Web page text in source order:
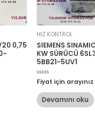
0,75
HIZ KONTROL
SIEMENS
KW SÜRÜCÜ
5BB21-5UV1
5
üzerinden
oy
aldı
Fiyat için arayınız
Devamını oku